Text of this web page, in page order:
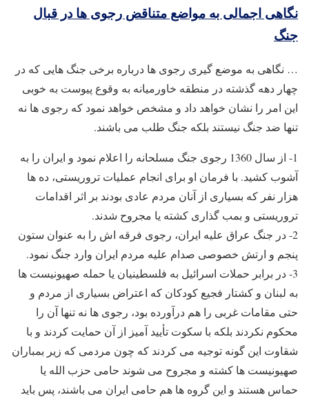
نگاهی اجمالی به مواضع متناقض رجوی ها در قبال
جنگ
… نگاهی به موضع گیری رجوی ها درباره برخی جنگ هایی که در
چهار دهه گذشته در منطقه خاورمیانه به وقوع پیوست به خوبی
این امر را نشان خواهد داد و مشخص خواهد نمود که رجوی ها نه
تنها ضد جنگ نیستند بلکه جنگ طلب می باشند.
1- از سال 1360 رجوی جنگ مسلحانه را اعلام نمود و ایران را به
آشوب کشید. با فرمان او برای انجام عملیات تروریستی، ده ها
هزار نفر که بسیاری از آنان مردم عادی بودند بر اثر اقدامات
تروریستی و بمب گذاری کشته یا مجروح شدند.
2- در جنگ عراق علیه ایران، رجوی فرقه اش را به عنوان ستون
پنجم و ارتش خصوصی صدام علیه مردم ایران وارد جنگ نمود.
3- در برابر حملات اسرائیل به فلسطینیان یا حمله صهیونیست ها
به لبنان و کشتار فجیع کودکان که اعتراض بسیاری از مردم و
حتی مقامات غربی را هم درآورده بود، رجوی ها نه تنها آن را
محکوم نکردند بلکه با سکوت تأیید آمیز از آن حمایت کردند و با
شقاوت این گونه توجیه می کردند که چون مردمی که زیر بمباران
صهیونیست ها کشته و مجروح می شوند حامی حزب الله یا
حماس هستند و این گروه ها هم حامی ایران می باشند، پس باید